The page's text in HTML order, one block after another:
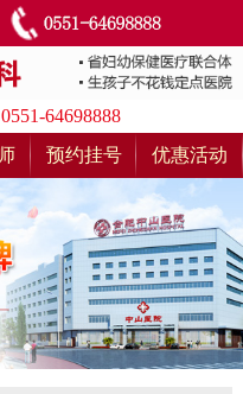
0551-64698888
预约挂号 优惠活动